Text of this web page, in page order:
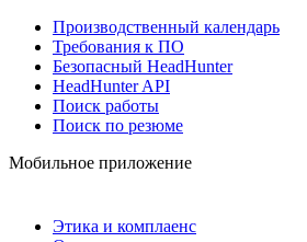
Производственный календарь
Требования к ПО
Безопасный HeadHunter
HeadHunter API
Поиск работы
Поиск по резюме
Мобильное приложение
Этика и комплаенс